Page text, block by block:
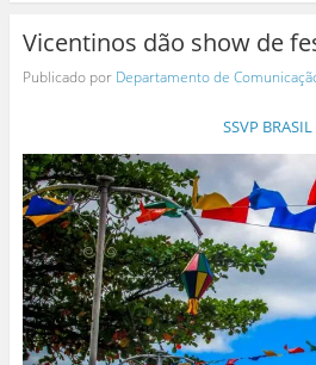
Vicentinos dão show de
Publicado por Departamento de
SSVP BRASIL